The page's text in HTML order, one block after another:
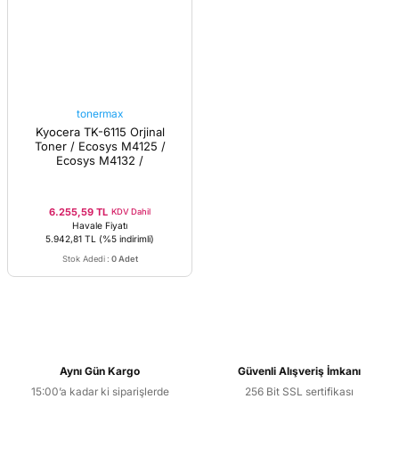
tonermax
Kyocera TK-6115 Orjinal
Toner / Ecosys M4125 /
Ecosys M4132 /
6.255,59 TL KDV Dahil
Havale Fiyatı
5.942,81 TL (%5 indirimli)
Stok Adedi : 0 Adet
Aynı Gün Kargo
15:00’a kadar ki siparişlerde
Güvenli Alışveriş İmkanı
256 Bit SSL sertifikası